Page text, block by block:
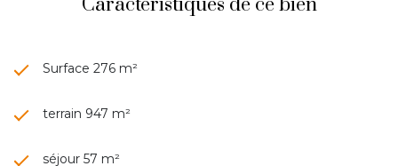
Surface 276 m²
terrain 947 m²
séjour 57 m²